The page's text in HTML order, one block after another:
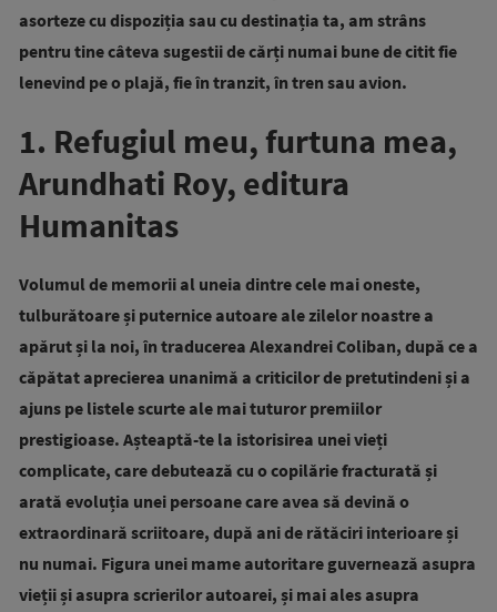
asorteze cu dispoziția sau cu destinația ta, am strâns
pentru tine câteva sugestii de cărți numai bune de citit fie
lenevind pe o plajă, fie în tranzit, în tren sau avion.
1. Refugiul meu, furtuna mea,
Arundhati Roy, editura
Humanitas
Volumul de memorii al uneia dintre cele mai oneste,
tulburătoare și puternice autoare ale zilelor noastre a
apărut și la noi, în traducerea Alexandrei Coliban, după ce a
căpătat aprecierea unanimă a criticilor de pretutindeni și a
ajuns pe listele scurte ale mai tuturor premiilor
prestigioase. Așteaptă-te la istorisirea unei vieți
complicate, care debutează cu o copilărie fracturată și
arată evoluția unei persoane care avea să devină o
extraordinară scriitoare, după ani de rătăciri interioare și
nu numai. Figura unei mame autoritare guvernează asupra
vieții și asupra scrierilor autoarei, și mai ales asupra